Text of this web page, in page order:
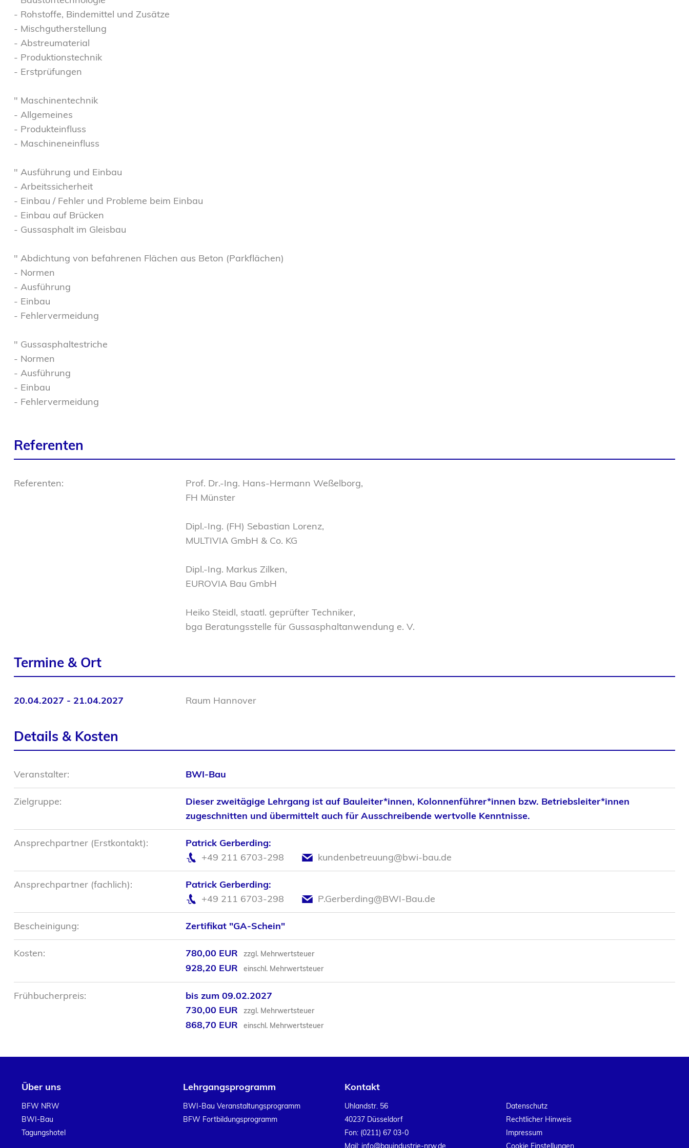
- Rohstoffe, Bindemittel und Zusätze
- Mischgutherstellung
- Abstreumaterial
- Produktionstechnik
- Erstprüfungen
" Maschinentechnik
- Allgemeines
- Produkteinfluss
- Maschineneinfluss
" Ausführung und Einbau
- Arbeitssicherheit
- Einbau / Fehler und Probleme beim Einbau
- Einbau auf Brücken
- Gussasphalt im Gleisbau
" Abdichtung von befahrenen Flächen aus Beton (Parkflächen)
- Normen
- Ausführung
- Einbau
- Fehlervermeidung
" Gussasphaltestriche
- Normen
- Ausführung
- Einbau
- Fehlervermeidung
Referenten
Referenten:
Prof. Dr.-Ing. Hans-Hermann Weßelborg,
FH Münster
Dipl.-Ing. (FH) Sebastian Lorenz,
MULTIVIA GmbH & Co. KG
Dipl.-Ing. Markus Zilken,
EUROVIA Bau GmbH
Heiko Steidl, staatl. geprüfter Techniker,
bga Beratungsstelle für Gussasphaltanwendung e. V.
Termine & Ort
20.04.2027 - 21.04.2027 Raum Hannover
Details & Kosten
Veranstalter: BWI-Bau
Zielgruppe:
Dieser zweitägige Lehrgang ist auf Bauleiter*innen, Kolonnenführer*innen bzw. Betriebsleiter*innen
zugeschnitten und übermittelt auch für Ausschreibende wertvolle Kenntnisse.
Ansprechpartner (Erstkontakt):
Patrick Gerberding:
+49 211 6703-298
kundenbetreuung@bwi-bau.de
Ansprechpartner (fachlich):
Patrick Gerberding:
+49 211 6703-298
P.Gerberding@BWI-Bau.de
Bescheinigung: Zertifikat "GA-Schein"
Kosten: 780,00 EUR zzgl. Mehrwertsteuer
928,20 EUR einschl. Mehrwertsteuer
Frühbucherpreis:
bis zum 09.02.2027
730,00 EUR
zzgl. Mehrwertsteuer
868,70 EUR einschl. Mehrwertsteuer
Über uns
BFW NRW
BWI-Bau
Tagungshotel
Lehrgangsprogramm
BWI-Bau Veranstaltungsprogramm
BFW Fortbildungsprogramm
Kontakt
Uhlandstr. 56
40237 Düsseldorf
Fon: (0211) 67 03-0
Mail: info@bauindustrie-nrw.de
Datenschutz
Rechtlicher Hinweis
Impressum
Cookie Einstellungen